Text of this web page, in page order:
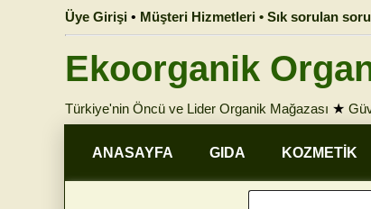
Üye Girişi • Müşteri Hizmetleri • Sık sorulan
Ekoorganik
Türkiye'nin Öncü ve Lider Organik Mağazası ★
ANASAYFA GIDA KOZMETİK